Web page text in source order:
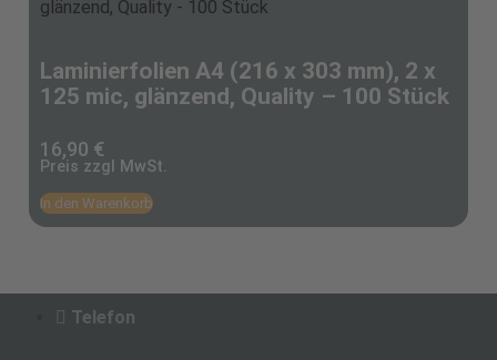
Laminierfolien A4 (216 x 303 mm), 2 x
125 mic, glänzend, Quality – 100 Stück
16,90 €
Preis zzgl MwSt.
In den Warenkorb
Telefon